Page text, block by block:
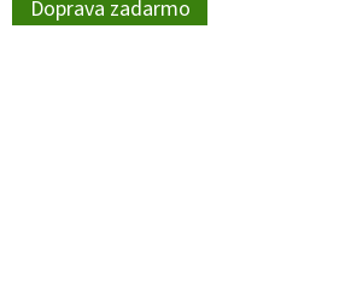
Doprava zadarmo